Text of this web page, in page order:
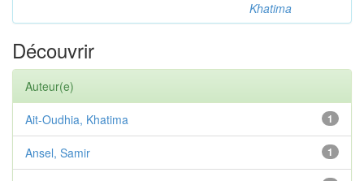
Khatima
Découvrir
Auteur(e)
1
Ait-Oudhia, Khatima
1
Ansel, Samir